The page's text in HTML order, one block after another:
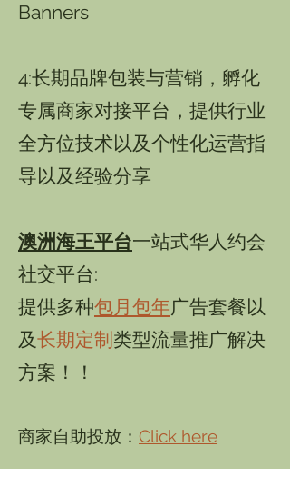
Banners
4:长期品牌包装与营销，孵化
专属商家对接平台，提供行业
全方位技术以及个性化运营指
导以及经验分享
​澳洲海王平台一站式华人约会
社交平台:
提供多种包月包年广告套餐以
及长期定制类型流量推广解决
方案！！
商家自助投放： Click here